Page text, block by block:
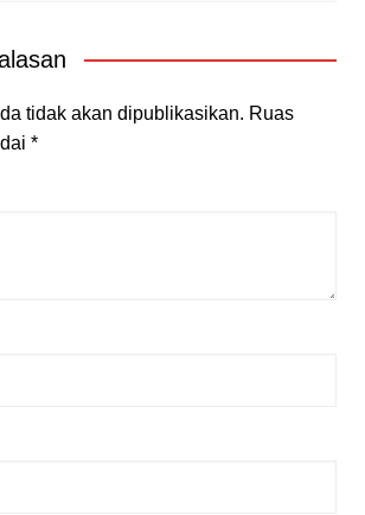
tidak akan dipublikasikan. Ruas
*